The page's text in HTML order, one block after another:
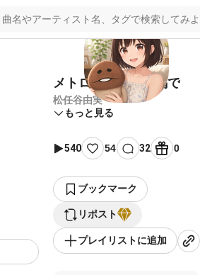
メトロポリスの片隅で
松任谷由実
もっと見る
540 54 32 0
ブックマーク
リポスト
プレイリストに追加